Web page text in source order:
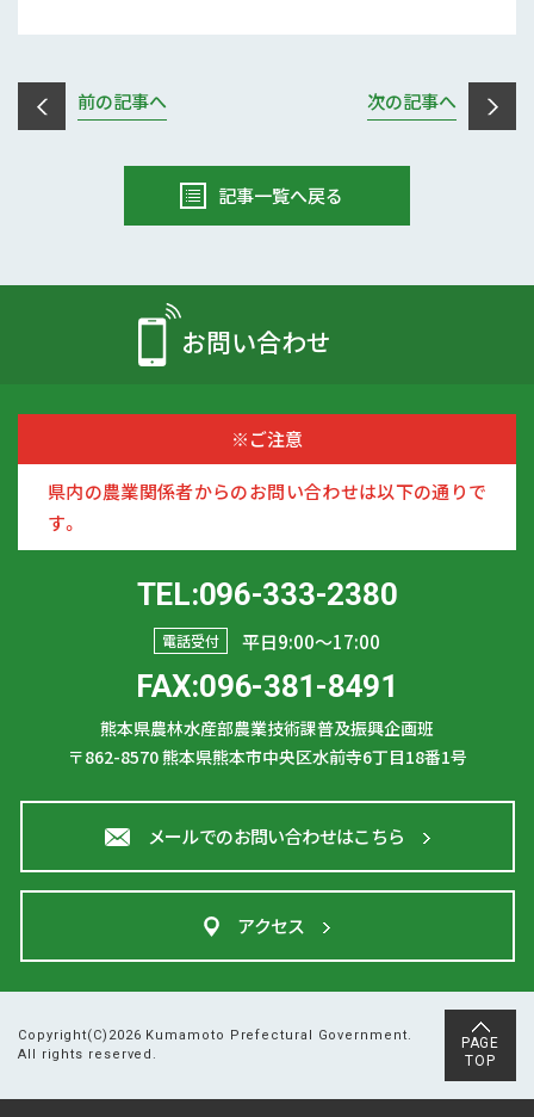
前の記事へ 次の記事へ
記事一覧へ戻る
お問い合わせ
※ご注意
県内の農業関係者からのお問い合わせは以下の通りで
す。
TEL:096-333-2380
電話受付 平日9:00〜17:00
FAX:096-381-8491
熊本県農林水産部農業技術課普及振興企画班
〒862-8570熊本県熊本市中央区水前寺6丁目18番1号
メールでのお問い合わせはこちら
アクセス
Copyright(C)2026 Kumamoto Prefectural Government.
All rights reserved.
PAGE
TOP